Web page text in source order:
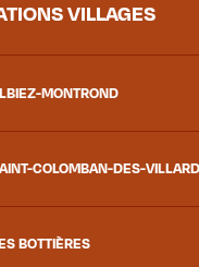
VILLAGES
MONTROND
COLOMBAN-DES-
BOTTIÈRES
la vallée.